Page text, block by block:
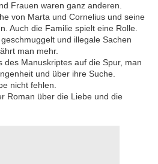
Frauen waren ganz anderen.
von Marta und Cornelius und seine
Auch die Familie spielt eine Rolle.
und illegale Sachen
man mehr.
des Manuskriptes auf die Spur, man
und über ihre Suche.
nicht fehlen.
Roman über die Liebe und die